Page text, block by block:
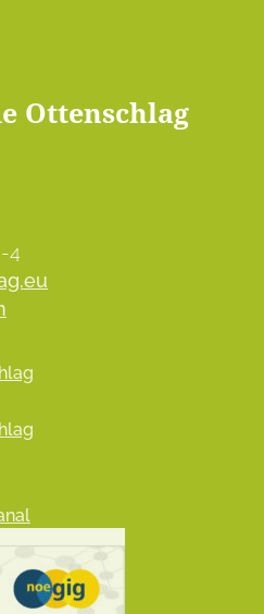
Ottenschlag
4